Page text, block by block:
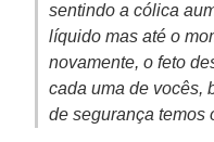
sentindo a cólica
líquido mas até o
novamente, o feto
cada uma de vocês,
de segurança temos